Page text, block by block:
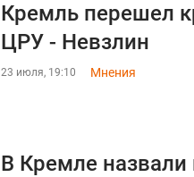
Кремль перешел
ЦРУ - Невзлин
23 июля, 19:10 Мнения
В Кремле